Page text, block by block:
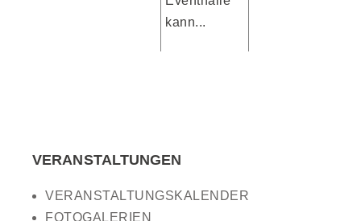
kann...
VERANSTALTUNGEN
VERANSTALTUNGSKALENDER
FOTOGALERIEN